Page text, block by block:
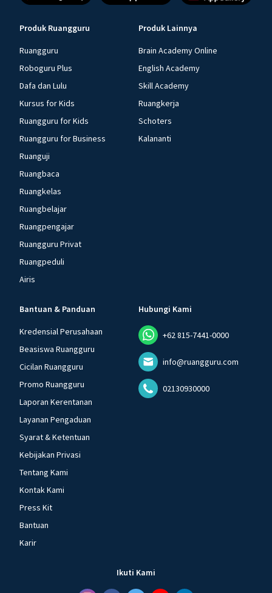
Produk Ruangguru
Ruangguru
Roboguru Plus
Dafa dan Lulu
Kursus for Kids
Ruangguru for Kids
Ruangguru for Business
Ruanguji
Ruangbaca
Ruangkelas
Ruangbelajar
Ruangpengajar
Ruangguru Privat
Ruangpeduli
Airis
Produk Lainnya
Brain Academy Online
English Academy
Skill Academy
Ruangkerja
Schoters
Kalananti
Bantuan & Panduan
Kredensial Perusahaan
Beasiswa Ruangguru
Cicilan Ruangguru
Promo Ruangguru
Laporan Kerentanan
Layanan Pengaduan
Syarat & Ketentuan
Kebijakan Privasi
Tentang Kami
Kontak Kami
Press Kit
Bantuan
Karir
Hubungi Kami
+62 815-7441-0000
info@ruangguru.com
02130930000
Ikuti Kami